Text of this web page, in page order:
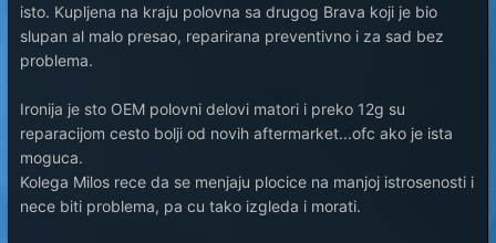
isto. Kupljena na kraju polovna sa drugog Brava koji je bio
slupan al malo presao, reparirana preventivno i za sad bez
problema.
Ironija je sto OEM polovni delovi matori i preko 12g su
reparacijom cesto bolji od novih aftermarket...ofc ako je ista
moguca.
Kolega Milos rece da se menjaju plocice na manjoj istrosenosti i
nece biti problema, pa cu tako izgleda i morati.